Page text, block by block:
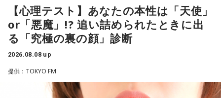
とがあると切り出し、「賞レースで結果を残していないコン
ビ、（芸歴18年目の）ぐりんぴーすがよく愚痴をこぼしてい
るのは、最近の後輩は挨拶をしてくれないんだって（笑）」
と暴露します。
有吉自身は、今では後輩から挨拶されないことがまったくな
いため分からないと前置きしつつ、「ぐりんぴーすがそう言
っていたから……その辺はどう？ 風紀が乱れているかどうか」
と質問します。
【心理テスト】あなたの本性は「天使」
or「悪魔」!? 追い詰められたときに出
る「究極の裏の顔」診断
2026.08.08 up
提供：TOKYO FM